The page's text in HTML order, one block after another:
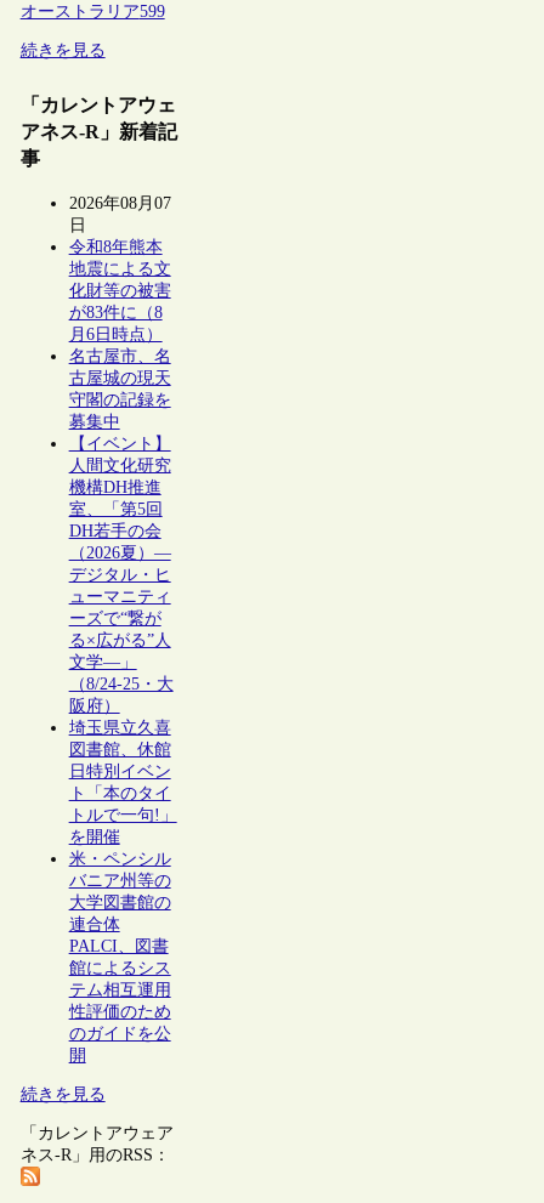
オーストラリア599
続きを見る
「カレントアウェ
アネス-R」新着記
事
2026年08月07
日
令和8年熊本
地震による文
化財等の被害
が83件に（8
月6日時点）
名古屋市、名
古屋城の現天
守閣の記録を
募集中
【イベント】
人間文化研究
機構DH推進
室、「第5回
DH若手の会
（2026夏）―
デジタル・ヒ
ューマニティ
ーズで“繋が
る×広がる”人
文学―」
（8/24-25・大
阪府）
埼玉県立久喜
図書館、休館
日特別イベン
ト「本のタイ
トルで一句!」
を開催
米・ペンシル
バニア州等の
大学図書館の
連合体
PALCI、図書
館によるシス
テム相互運用
性評価のため
のガイドを公
開
続きを見る
「カレントアウェア
ネス-R」用のRSS：